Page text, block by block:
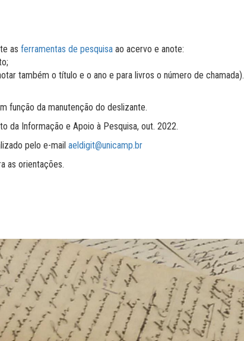
as ferramentas de pesquisa ao acervo e anote:
também o título e o ano e para livros o número de chamada).
função da manutenção do deslizante.
da Informação e Apoio à Pesquisa, out. 2022.
pelo e-mail aeldigit@unicamp.br
as orientações.